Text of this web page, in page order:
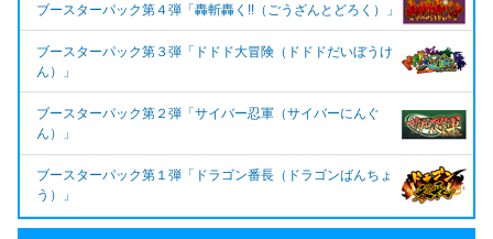
ブースターパック第４弾「轟斬轟く!!（ごうざんとどろく）」
ブースターパック第３弾「ドドド大冒険（ドドドだいぼうけ
ん）」
ブースターパック第２弾「サイバー忍軍（サイバーにんぐ
ん）」
ブースターパック第１弾「ドラゴン番長（ドラゴンばんちょ
う）」